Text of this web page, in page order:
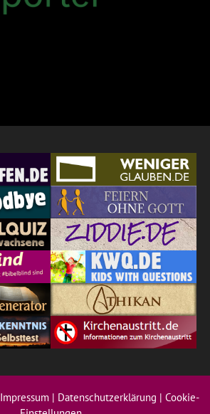
Impressum| Datenschutzerklärung | Cookie-